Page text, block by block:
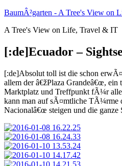
Zum
springen
BaumÂ²garten - A Tree's View on
A Tree's View on Life, Travel & IT
[:de]Ecuador –
[:de]Absolut toll ist die schon
allem der â€žPlaza Grandeâ€œ, ein
Marktplatz und Treffpunkt fÃ¼r
kann man auf sÃ¤mtliche TÃ¼rme
Nacionalâ€œ steigen und die ganze